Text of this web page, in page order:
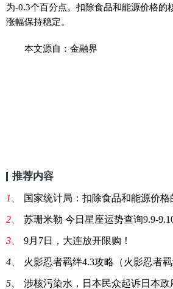
为-0.3个百分点。扣除食品和能源价格的
涨幅保持稳定。
本文源自：金融界
推荐内容
1、 国家统计局：扣除食品和能源价格的核心CPI
2、 苏珊米勒 今日星座运势查询9.9-
3、 9月7日，大连放开限购！
4、 火影忍者羁绊4.3攻略（火影忍者羁绊
5、 涉核污染水，日本民众起诉日本政